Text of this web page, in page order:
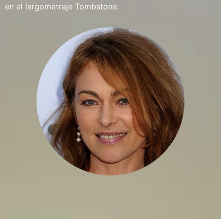
en el largometraje Tombstone.